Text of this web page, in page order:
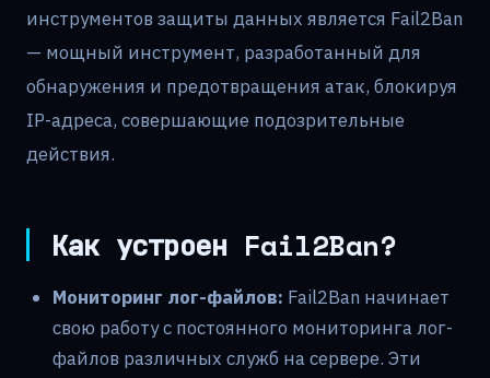
инструментов защиты данных является Fail2Ban
— мощный инструмент, разработанный для
обнаружения и предотвращения атак, блокируя
IP-адреса, совершающие подозрительные
действия.
Как устроен Fail2Ban?
Мониторинг лог-файлов: Fail2Ban начинает
свою работу с постоянного мониторинга лог-
файлов различных служб на сервере. Эти